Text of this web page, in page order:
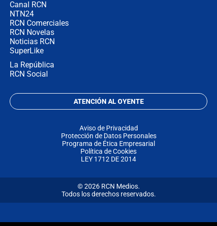
Canal RCN
NTN24
RCN Comerciales
RCN Novelas
Noticias RCN
SuperLike
La República
RCN Social
ATENCIÓN AL OYENTE
Aviso de Privacidad
Protección de Datos Personales
Programa de Ética Empresarial
Política de Cookies
LEY 1712 DE 2014
© 2026 RCN Medios.
Todos los derechos reservados.